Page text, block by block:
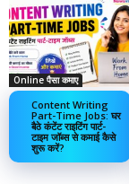
Online पैसा कमाए
Content Writing
Part-Time Jobs: घर
बैठे कंटेंट राइटिंग पार्ट-
टाइम जॉब्स से कमाई कैसे
शुरू करें?